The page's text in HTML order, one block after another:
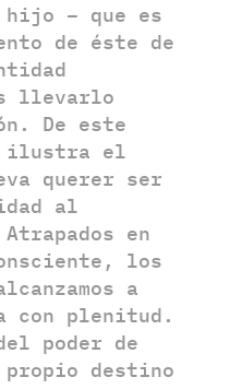
– que es
de éste de
llevarlo
De este
ilustra el
querer ser
al
en
los
a
con plenitud.
poder de
propio destino